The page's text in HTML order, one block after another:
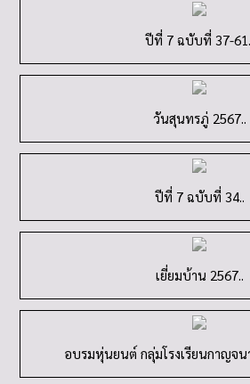
ปีที่ 7 ฉบับที่ 37-61..
วันสุนทรภู่ 2567..
ปีที่ 7 ฉบับที่ 34..
เยี่ยมบ้าน 2567..
อบรมหุ่นยนต์ กลุ่มโรงเรียนกาญจนา